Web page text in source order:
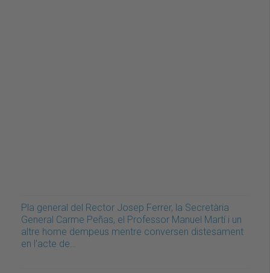
Pla general del Rector Josep Ferrer, la Secretària
General Carme Peñas, el Professor Manuel Martí i un
altre home dempeus mentre conversen distesament
en l'acte de…